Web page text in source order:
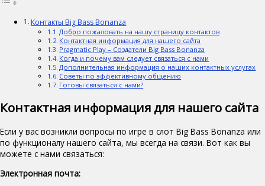
Контакты Big Bass Bonanza
Добро пожаловать на нашу страницу контактов
Контактная информация для нашего сайта
Pragmatic Play – Создатели Big Bass Bonanza
Когда и почему вам следует связаться с нами
Дополнительная информация о наших контактных услугах
Советы по эффективному общению
Готовы связаться с нами?
Контактная информация для нашего сайта
Если у вас возникли вопросы по игре в слот Big Bass Bonanza или
по функционалу нашего сайта, мы всегда на связи. Вот как вы
можете с нами связаться:
Электронная почта: